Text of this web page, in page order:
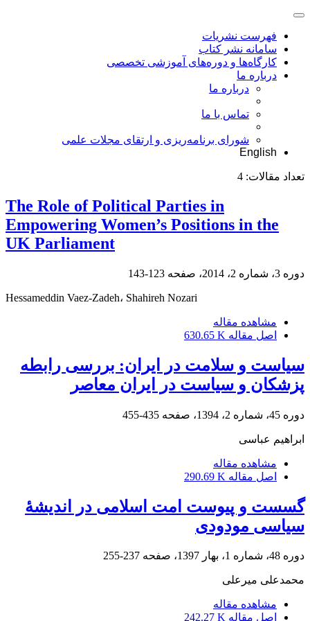
فهرست نشریات
سامانه نشر کتاب
کارگاه‌ها و دوره‌های آموزشی تخصصی
درباره ما
درباره ما
تماس با ما
شورای برنامه‌ریزی و ارتقای مجلات علمی
English
تعداد مقالات: 4
The Role of Political Parties in
Empowering Women’s Positions in the
UK Parliament
دوره 3، شماره 2، 2014، صفحه 123-143
Hessameddin Vaez-Zadeh، Shahireh Nozari
مشاهده مقاله
اصل مقاله 630.65 K
سیاست و سلامت در ایران: بررسی رابطه
پزشکان و سیاست در ایران معاصر
دوره 45، شماره 2، 1394، صفحه 435-455
ابراهیم عباسی
مشاهده مقاله
اصل مقاله 290.69 K
گسست و پیوست امت اسلامی در اندیشۀ
سیاسی مودودی
دوره 48، شماره 1، بهار 1397، صفحه 237-255
محمدعلی میرعلی
مشاهده مقاله
اصل مقاله 242.27 K